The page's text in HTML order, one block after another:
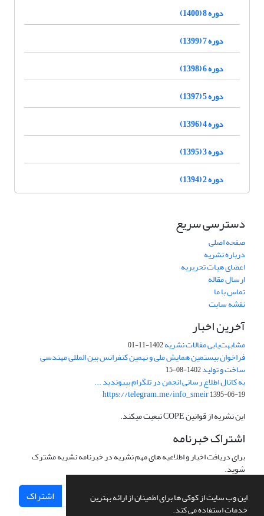
این وب سایت از کوکی ها برای اطمینان از ارائه بهترین
خدمات استفاده می کند.
دوره 8 (1400)
دوره 7 (1399)
دوره 6 (1398)
دوره 5 (1397)
دوره 4 (1396)
دوره 3 (1395)
دوره 2 (1394)
دسترسی سریع
صفحه اصلی
درباره نشریه
اعضای هیات تحریریه
ارسال مقاله
تماس با ما
نقشه سایت
آخرین اخبار
مشابهت‌یابی مقالات نشریه1402-11-01
فراخوان بیستمین همایش ملی و نهمین کنفرانس بین المللی مهندسی
ساخت و تولید1402-08-15
به کانال اطلاع رسانی انجمن در تلگرام بپیوندید ...
https://telegram.me/info_smeir1395-06-19
این نشریه از قوانین COPE تبعیت میکند.
اشتراک خبرنامه
برای دریافت اخبار و اطلاعیه های مهم نشریه در خبرنامه نشریه مشترک
شوید.
اشتراک